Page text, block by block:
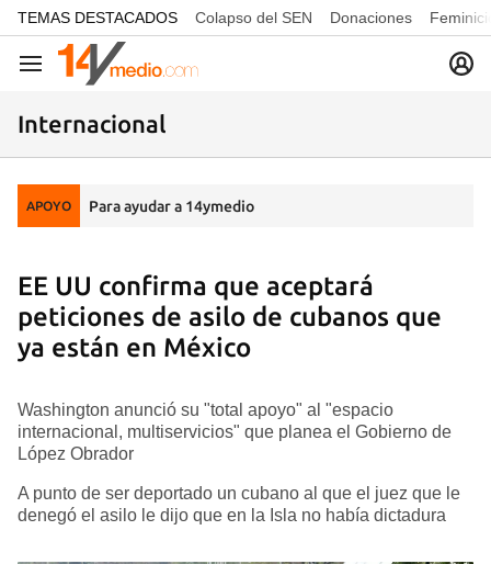
common.go-to-content
TEMAS DESTACADOS Colapso del SEN Donaciones
Navegación
Internacional
APOYO Para ayudar a 14ymedio
EE UU confirma que aceptará
peticiones de asilo de cubanos que
ya están en México
Washington anunció su "total apoyo" al "espacio
internacional, multiservicios" que planea el Gobierno de
López Obrador
A punto de ser deportado un cubano al que el juez que le
denegó el asilo le dijo que en la Isla no había dictadura